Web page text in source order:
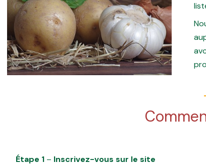
Étape 1 – Inscrivez-vous sur le site